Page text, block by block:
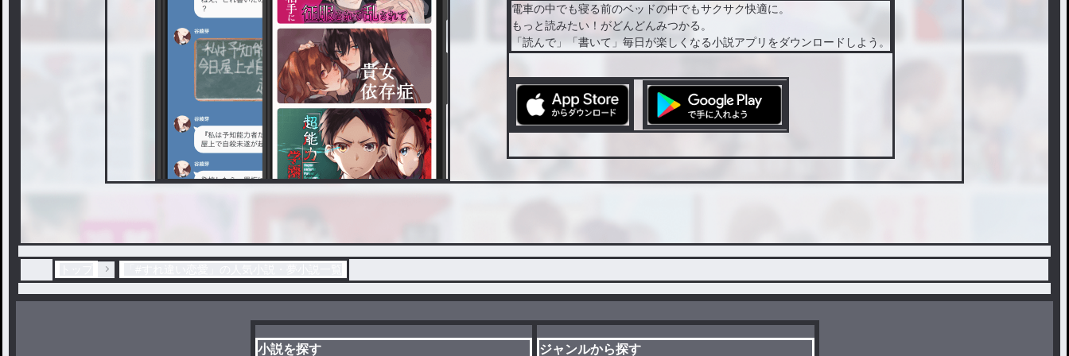
電車の中でも寝る前のベッドの中でもサクサク快適に。
もっと読みたい！がどんどんみつかる。
「読んで」「書いて」毎日が楽しくなる小説アプリをダウンロードしよう。
小説を探す ジャンルから探す